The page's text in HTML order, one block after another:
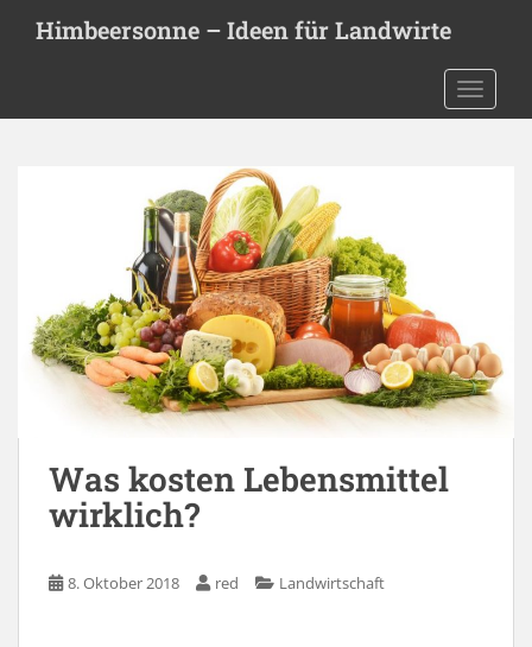
t
Himbeersonne – Ideen für Landwirte
Was kosten Lebensmittel
wirklich?
8. Oktober 2018 red Landwirtschaft